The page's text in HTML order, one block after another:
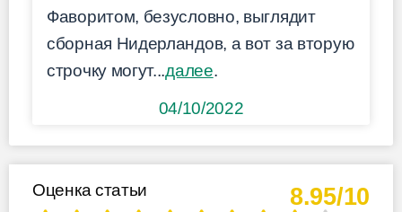
Фаворитом, безусловно, выглядит
сборная Нидерландов, а вот за вторую
строчку могут...далее.
04/10/2022
8.95/10
Оценка статьи